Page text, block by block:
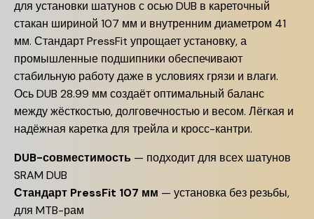
для установки шатунов с осью DUB в кареточный
стакан шириной 107 мм и внутренним диаметром 41
мм. Стандарт PressFit упрощает установку, а
промышленные подшипники обеспечивают
стабильную работу даже в условиях грязи и влаги.
Ось DUB 28.99 мм создаёт оптимальный баланс
между жёсткостью, долговечностью и весом. Лёгкая и
надёжная каретка для трейла и кросс-кантри.
DUB-совместимость — подходит для всех шатунов
SRAM DUB
Стандарт PressFit 107 мм — установка без резьбы,
для MTB-рам